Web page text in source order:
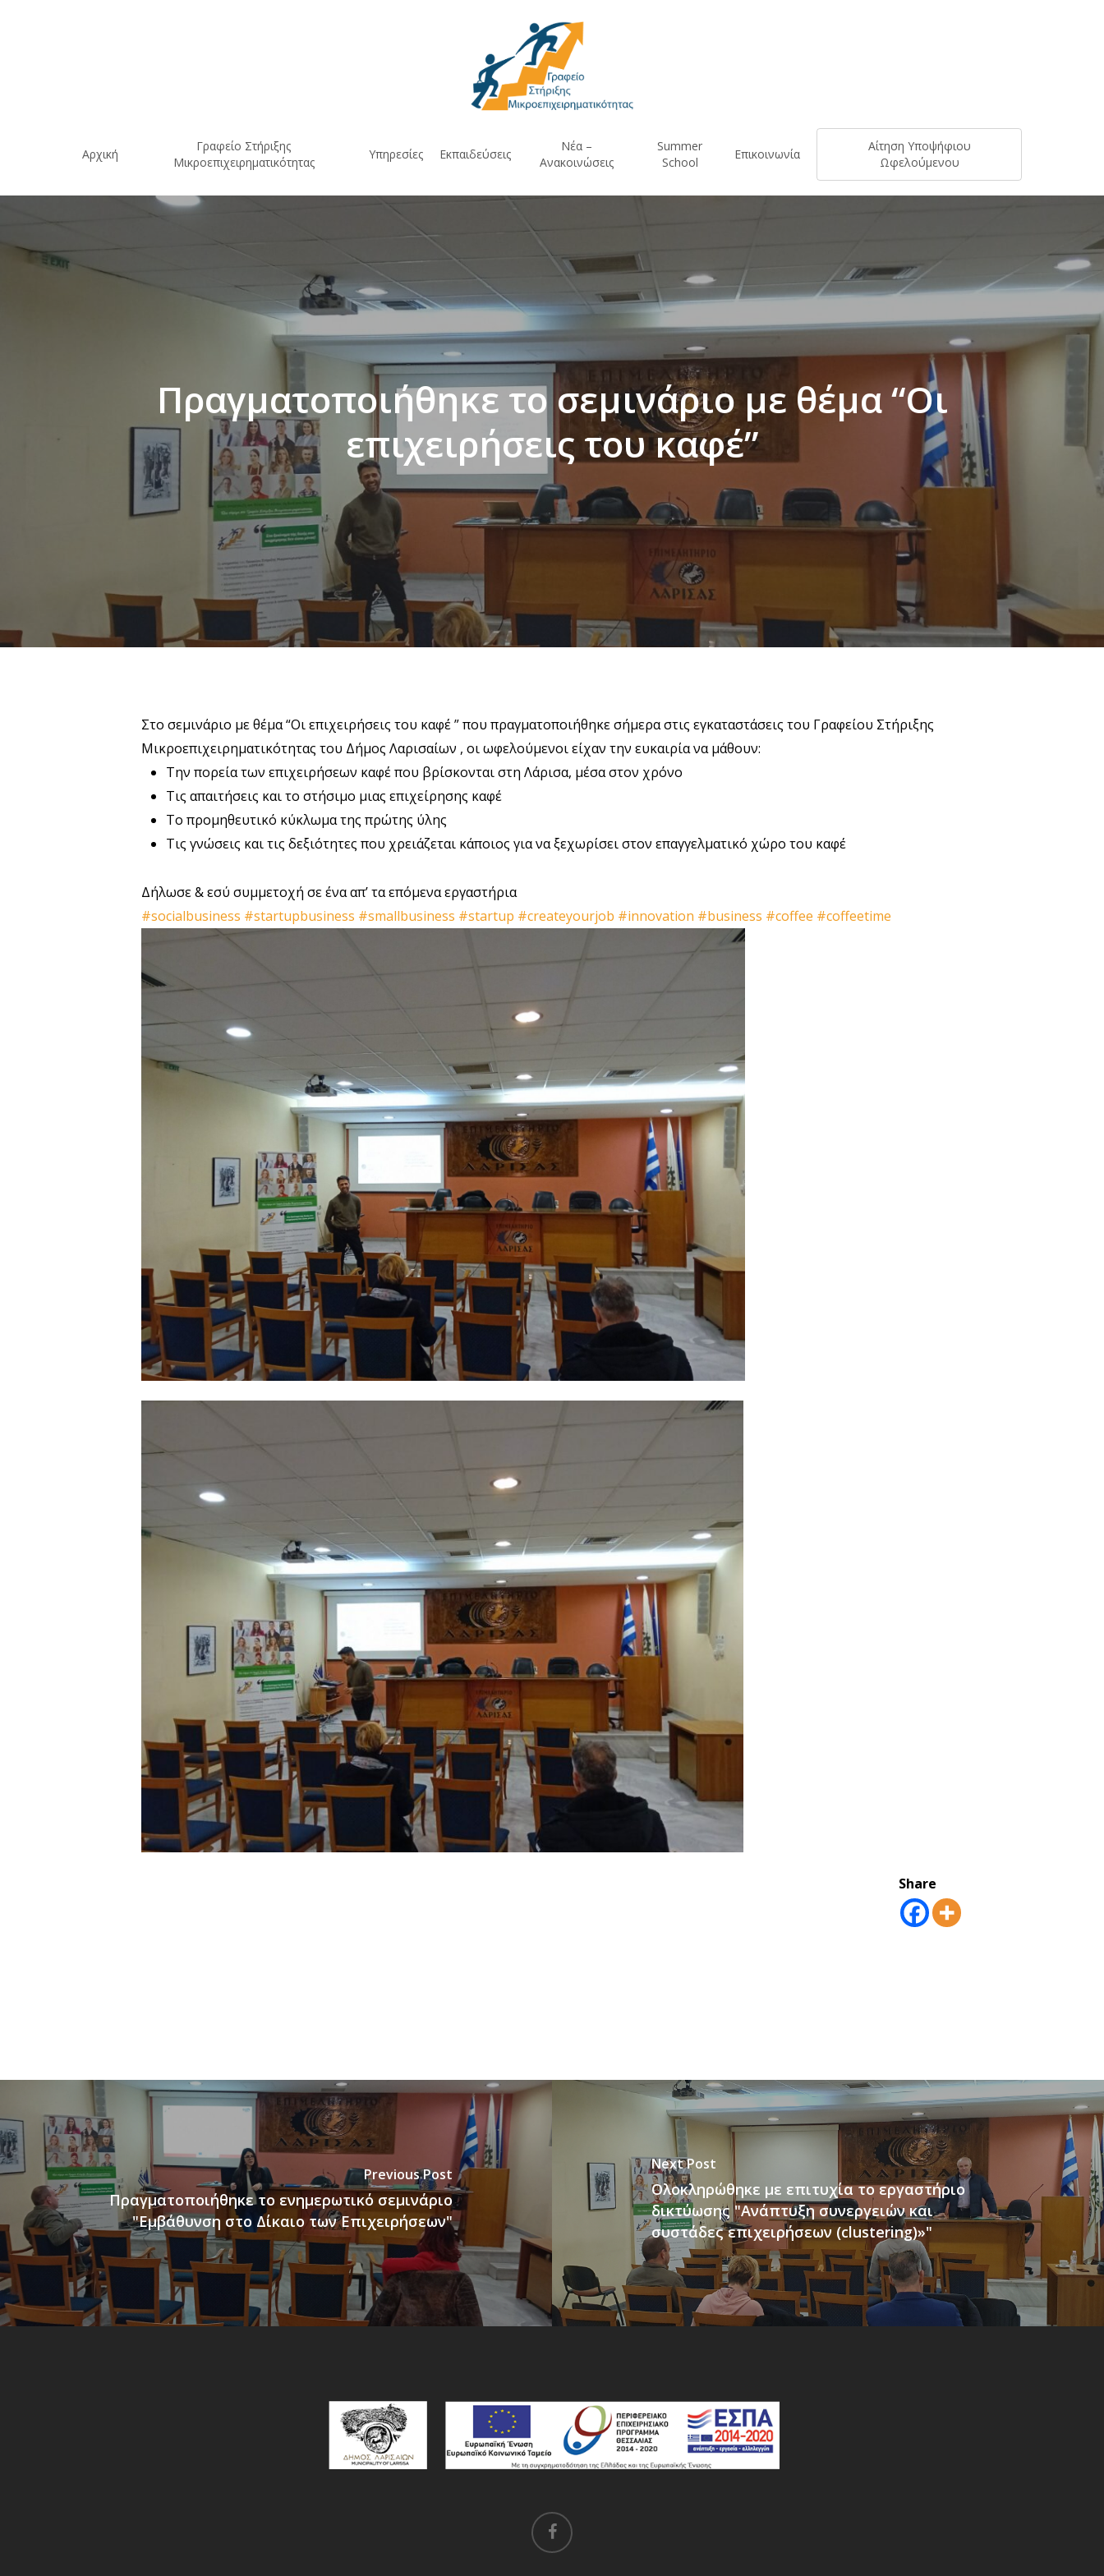
Αρχική
Γραφείο Στήριξης
Μικροεπιχειρηματικότητας
Υπηρεσίες Εκπαιδεύσεις
Νέα –
Ανακοινώσεις
Summer
School
Επικοινωνία
Αίτηση Υποψήφιου
Ωφελούμενου
Πραγματοποιήθηκε το σεμινάριο με θέμα “Οι
επιχειρήσεις του καφέ”
Στο σεμινάριο με θέμα “Οι επιχειρήσεις του καφέ ” που πραγματοποιήθηκε σήμερα στις εγκαταστάσεις του Γραφείου Στήριξης
Μικροεπιχειρηματικότητας του Δήμος Λαρισαίων , οι ωφελούμενοι είχαν την ευκαιρία να μάθουν:
Την πορεία των επιχειρήσεων καφέ που βρίσκονται στη Λάρισα, μέσα στον χρόνο
Τις απαιτήσεις και το στήσιμο μιας επιχείρησης καφέ
Το προμηθευτικό κύκλωμα της πρώτης ύλης
Τις γνώσεις και τις δεξιότητες που χρειάζεται κάποιος για να ξεχωρίσει στον επαγγελματικό χώρο του καφέ
Δήλωσε & εσύ συμμετοχή σε ένα απ’ τα επόμενα εργαστήρια
#socialbusiness #startupbusiness #smallbusiness #startup #createyourjob #innovation #business #coffee #coffeetime
Share
Previous Post
Πραγματοποιήθηκε το ενημερωτικό σεμινάριο
"Εμβάθυνση στο Δίκαιο των Επιχειρήσεων"
Next Post
Ολοκληρώθηκε με επιτυχία το εργαστήριο
δικτύωσης "Ανάπτυξη συνεργειών και
συστάδες επιχειρήσεων (clustering)»"
facebook